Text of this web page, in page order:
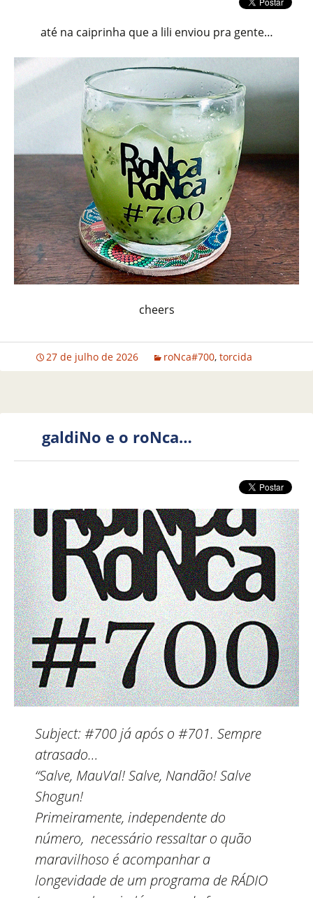
até na caiprinha que a lili enviou pra gente…
cheers
27 de julho de 2026 roNca#700, torcida
galdiNo e o roNca…
Subject: #700 já após o #701. Sempre
atrasado…
“Salve, MauVal! Salve, Nandão! Salve
Shogun!
Primeiramente, independente do
número, necessário ressaltar o quão
maravilhoso é acompanhar a
longevidade de um programa de RÁDIO